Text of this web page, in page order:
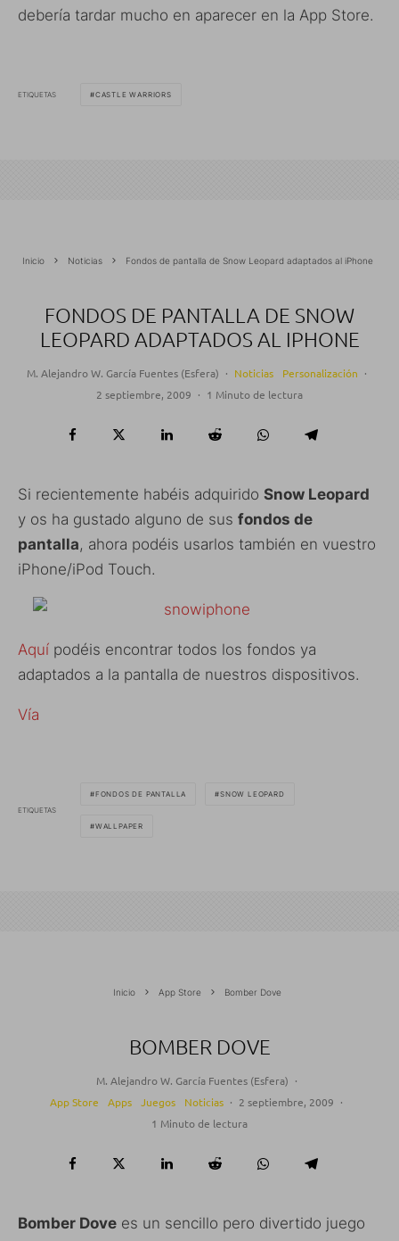
debería tardar mucho en aparecer en la App Store.
ETIQUETAS CASTLE WARRIORS
Inicio Noticias Fondos de pantalla de Snow Leopard adaptados al iPhone
FONDOS DE PANTALLA DE SNOW
LEOPARD ADAPTADOS AL IPHONE
M. Alejandro W. García Fuentes (Esfera) · Noticias Personalización ·
2 septiembre, 2009 · 1 Minuto de lectura
Si recientemente habéis adquirido Snow Leopard
y os ha gustado alguno de sus fondos de
pantalla, ahora podéis usarlos también en vuestro
iPhone/iPod Touch.
Aquí podéis encontrar todos los fondos ya
adaptados a la pantalla de nuestros dispositivos.
Vía
ETIQUETAS
FONDOS DE PANTALLA SNOW LEOPARD
WALLPAPER
Inicio App Store Bomber Dove
BOMBER DOVE
M. Alejandro W. García Fuentes (Esfera) ·
App Store
Apps Juegos Noticias · 2 septiembre, 2009 ·
1 Minuto de lectura
Bomber Dove es un sencillo pero divertido juego